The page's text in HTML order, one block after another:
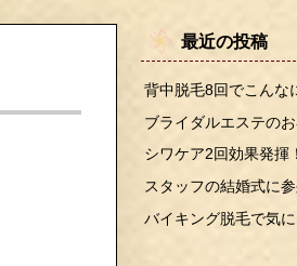
最近の投稿
背中脱毛8回でこんな
ブライダルエステの
シワケア2回効果発揮！
スタッフの結婚式に参
バイキング脱毛で気に